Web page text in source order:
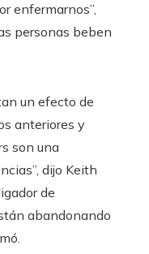
enfermarnos”,
personas beben
un efecto de
anteriores y
son una
dijo Keith
de
abandonando